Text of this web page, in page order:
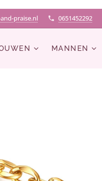
praise.nl 0651452292
MANNEN